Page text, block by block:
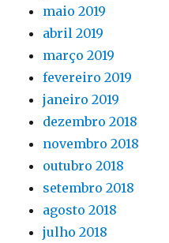
maio 2019
abril 2019
março 2019
fevereiro 2019
janeiro 2019
dezembro 2018
novembro 2018
outubro 2018
setembro 2018
agosto 2018
julho 2018